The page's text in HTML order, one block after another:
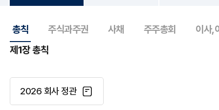
총칙 주식과주권 사채 주주총회
이사,
제1장 총칙
2026 회사 정관